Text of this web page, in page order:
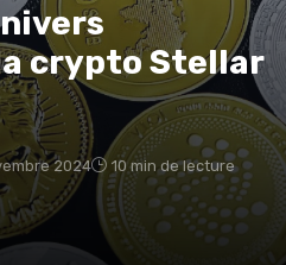
crypto Stellar
2024 10 min de lecture